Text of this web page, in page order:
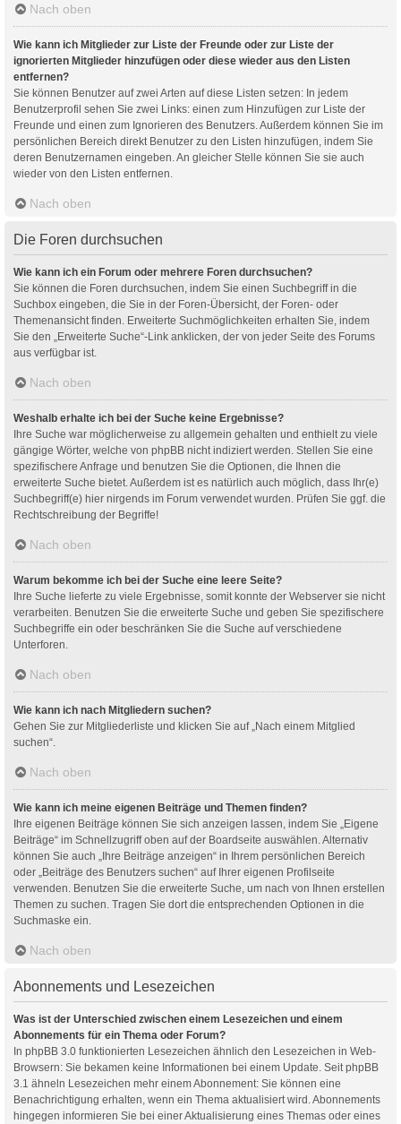
Nach oben
Wie kann ich Mitglieder zur Liste der Freunde oder zur Liste der
ignorierten Mitglieder hinzufügen oder diese wieder aus den Listen
entfernen?
Sie können Benutzer auf zwei Arten auf diese Listen setzen: In jedem
Benutzerprofil sehen Sie zwei Links: einen zum Hinzufügen zur Liste der
Freunde und einen zum Ignorieren des Benutzers. Außerdem können Sie im
persönlichen Bereich direkt Benutzer zu den Listen hinzufügen, indem Sie
deren Benutzernamen eingeben. An gleicher Stelle können Sie sie auch
wieder von den Listen entfernen.
Nach oben
Die Foren durchsuchen
Wie kann ich ein Forum oder mehrere Foren durchsuchen?
Sie können die Foren durchsuchen, indem Sie einen Suchbegriff in die
Suchbox eingeben, die Sie in der Foren-Übersicht, der Foren- oder
Themenansicht finden. Erweiterte Suchmöglichkeiten erhalten Sie, indem
Sie den „Erweiterte Suche“-Link anklicken, der von jeder Seite des Forums
aus verfügbar ist.
Nach oben
Weshalb erhalte ich bei der Suche keine Ergebnisse?
Ihre Suche war möglicherweise zu allgemein gehalten und enthielt zu viele
gängige Wörter, welche von phpBB nicht indiziert werden. Stellen Sie eine
spezifischere Anfrage und benutzen Sie die Optionen, die Ihnen die
erweiterte Suche bietet. Außerdem ist es natürlich auch möglich, dass Ihr(e)
Suchbegriff(e) hier nirgends im Forum verwendet wurden. Prüfen Sie ggf. die
Rechtschreibung der Begriffe!
Nach oben
Warum bekomme ich bei der Suche eine leere Seite?
Ihre Suche lieferte zu viele Ergebnisse, somit konnte der Webserver sie nicht
verarbeiten. Benutzen Sie die erweiterte Suche und geben Sie spezifischere
Suchbegriffe ein oder beschränken Sie die Suche auf verschiedene
Unterforen.
Nach oben
Wie kann ich nach Mitgliedern suchen?
Gehen Sie zur Mitgliederliste und klicken Sie auf „Nach einem Mitglied
suchen“.
Nach oben
Wie kann ich meine eigenen Beiträge und Themen finden?
Ihre eigenen Beiträge können Sie sich anzeigen lassen, indem Sie „Eigene
Beiträge“ im Schnellzugriff oben auf der Boardseite auswählen. Alternativ
können Sie auch „Ihre Beiträge anzeigen“ in Ihrem persönlichen Bereich
oder „Beiträge des Benutzers suchen“ auf Ihrer eigenen Profilseite
verwenden. Benutzen Sie die erweiterte Suche, um nach von Ihnen erstellen
Themen zu suchen. Tragen Sie dort die entsprechenden Optionen in die
Suchmaske ein.
Nach oben
Abonnements und Lesezeichen
Was ist der Unterschied zwischen einem Lesezeichen und einem
Abonnements für ein Thema oder Forum?
In phpBB 3.0 funktionierten Lesezeichen ähnlich den Lesezeichen in Web-
Browsern: Sie bekamen keine Informationen bei einem Update. Seit phpBB
3.1 ähneln Lesezeichen mehr einem Abonnement: Sie können eine
Benachrichtigung erhalten, wenn ein Thema aktualisiert wird. Abonnements
hingegen informieren Sie bei einer Aktualisierung eines Themas oder eines